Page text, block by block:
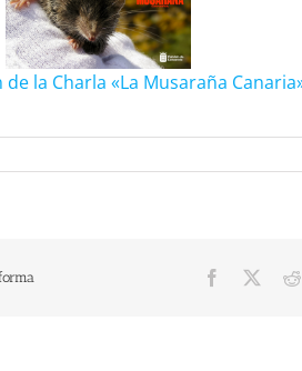
la Charla «La Musaraña
Facebook